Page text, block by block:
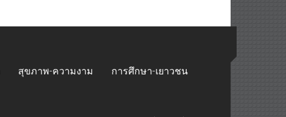
สุขภาพ-ความงาม การศึกษา-เยาวชน